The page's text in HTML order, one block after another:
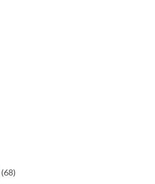
(68)